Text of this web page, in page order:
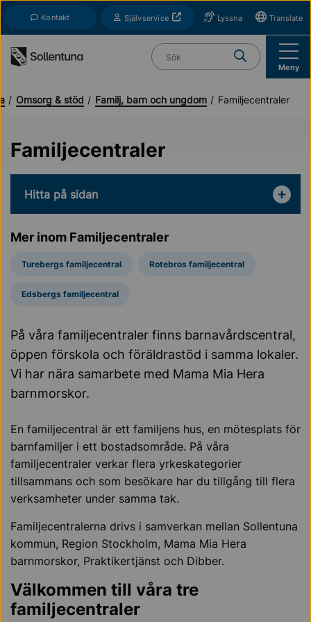
Kontakt SjälvserviceÖppnas i nytt fönsterLyssna Translate
Vad söker du?
Meny
Omsorg & stöd Familj, barn och ungdom Familjecentraler
Familjecentraler
Hitta på sidan
Mer inom Familjecentraler
Turebergs familjecentral Rotebros familjecentral
Edsbergs familjecentral
På våra familjecentraler finns barnavårdscentral,
öppen förskola och föräldrastöd i samma lokaler.
Vi har nära samarbete med Mama Mia Hera
barnmorskor.
En familjecentral är ett familjens hus, en mötesplats för
barnfamiljer i ett bostadsområde. På våra
familjecentraler verkar flera yrkeskategorier
tillsammans och som besökare har du tillgång till flera
verksamheter under samma tak.
Familjecentralerna drivs i samverkan mellan Sollentuna
kommun, Region Stockholm, Mama Mia Hera
barnmorskor, Praktikertjänst och Dibber.
Välkommen till våra tre
familjecentraler